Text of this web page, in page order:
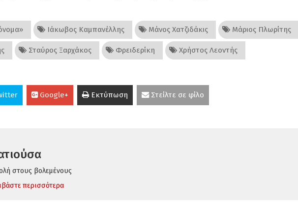
Ιάκωβος Καμπανέλλης Μάνος Χατζιδάκις Μάριος Πλωρίτης
Σταύρος Ξαρχάκος Φρειδερίκη Χρήστος Λεοντής
Google+ Εκτύπωση Στείλτε σε φίλο
στους βολεμένους
περισσότερα